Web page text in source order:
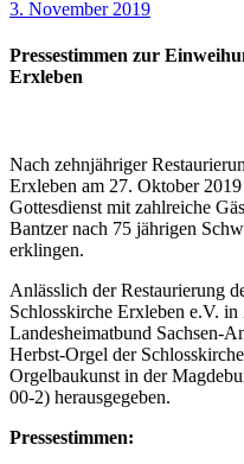
3. November 2019
Pressestimmen zur
Erxleben
Nach zehnjähriger
Erxleben am 27. Oktober
Gottesdienst mit zahlreiche
Bantzer nach 75 jährigen
erklingen.
Anlässlich der Restaurierung
Schlosskirche Erxleben e.V.
Landesheimatbund Sachsen-
Herbst-Orgel der
Orgelbaukunst in der
00-2) herausgegeben.
Pressestimmen: